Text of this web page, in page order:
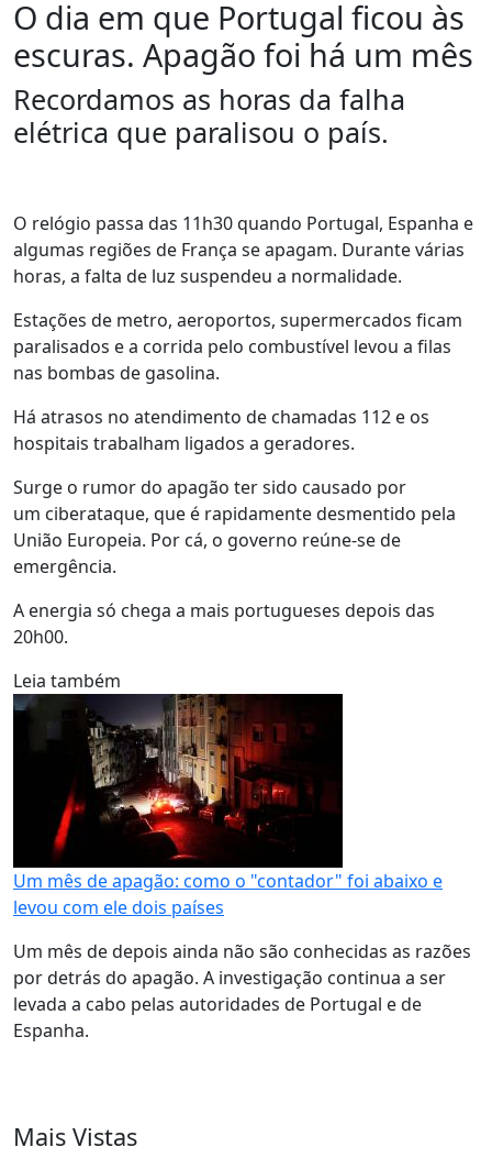
O dia em que Portugal ficou às
escuras. Apagão foi há um mês
Recordamos as horas da falha
elétrica que paralisou o país.
O relógio passa das 11h30 quando Portugal, Espanha e
algumas regiões de França se apagam. Durante várias
horas, a falta de luz suspendeu a normalidade.
Estações de metro, aeroportos, supermercados ficam
paralisados e a corrida pelo combustível levou a filas
nas bombas de gasolina.
Há atrasos no atendimento de chamadas 112 e os
hospitais trabalham ligados a geradores.
Surge o rumor do apagão ter sido causado por
um ciberataque, que é rapidamente desmentido pela
União Europeia. Por cá, o governo reúne-se de
emergência.
A energia só chega a mais portugueses depois das
20h00.
Leia também
Um mês de apagão: como o "contador" foi abaixo e
levou com ele dois países
Um mês de depois ainda não são conhecidas as razões
por detrás do apagão. A investigação continua a ser
levada a cabo pelas autoridades de Portugal e de
Espanha.
Mais Vistas